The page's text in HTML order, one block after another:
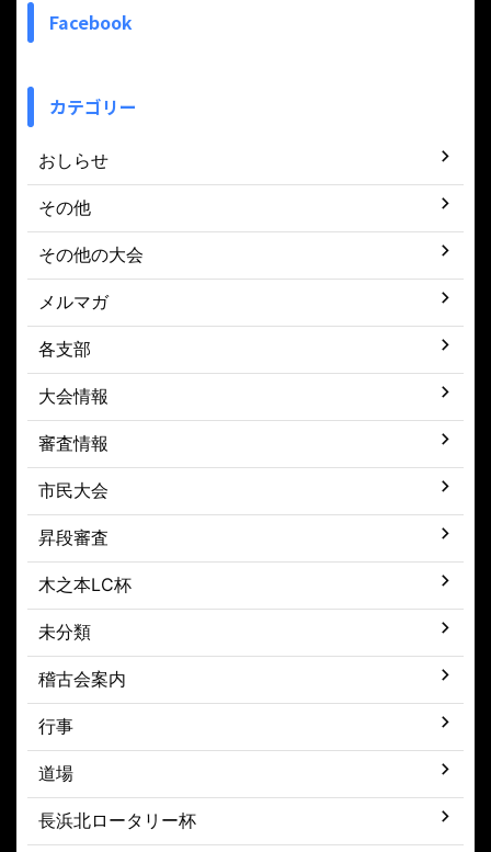
Facebook
カテゴリー
おしらせ
その他
その他の大会
メルマガ
各支部
大会情報
審査情報
市民大会
昇段審査
木之本LC杯
未分類
稽古会案内
行事
道場
長浜北ロータリー杯